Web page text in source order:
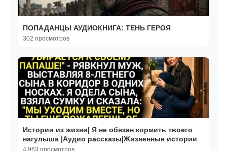
ПОПАДАНЦЫ АУДИОКНИГА: ТЕНЬ ГЕРОЯ
302 просмотров
Истории из жизни| Я не обязан кормить твоего
нагулыша |Аудио рассказы|Жизненные истории